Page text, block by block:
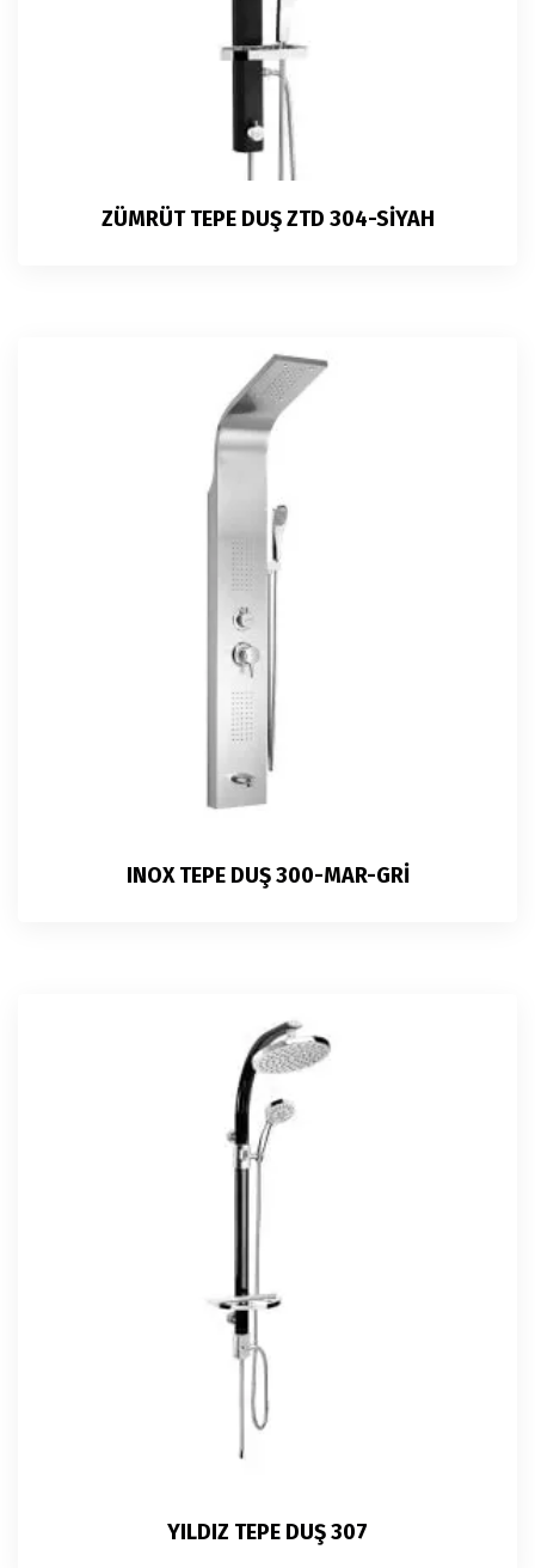
ZÜMRÜT TEPE DUŞ ZTD 304-SİYAH
INOX TEPE DUŞ 300-MAR-GRİ
YILDIZ TEPE DUŞ 307